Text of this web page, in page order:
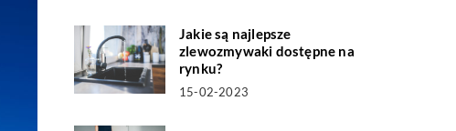
Jakie są najlepsze
zlewozmywaki dostępne na
rynku?
15-02-2023